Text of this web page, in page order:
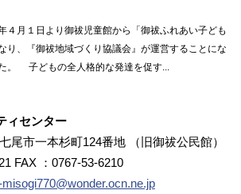
ィセンター
尾市一本杉町124番地 （旧御祓公民館）
FAX ：0767-53-6210
misogi770@wonder.ocn.ne.jp